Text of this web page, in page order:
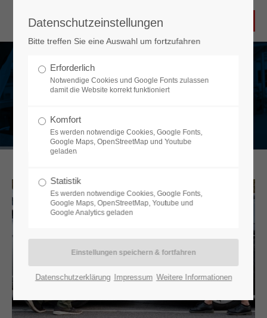
39 JAHRE ERFAHRUNG
MIT KRAFTFAHRZEUGEN
MEHR ZU UNS
Datenschutzeinstellungen
Bitte treffen Sie eine Auswahl um fortzufahren
Erforderlich
Notwendige Cookies und Google Fonts zulassen
damit die Website korrekt funktioniert
Komfort
Es werden notwendige Cookies, Google Fonts,
Google Maps, OpenStreetMap und Youtube
geladen
Statistik
Es werden notwendige Cookies, Google Fonts,
Google Maps, OpenStreetMap, Youtube und
Google Analytics geladen
Datenschutzerklärung Impressum Weitere Informationen